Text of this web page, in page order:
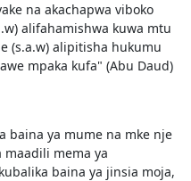
na akachapwa viboko
alifahamishwa kuwa mtu
(s.a.w) alipitisha hukumu
mpaka kufa" (Abu Daud)
baina ya mume na mke nje
maadili mema ya
baina ya jinsia moja,